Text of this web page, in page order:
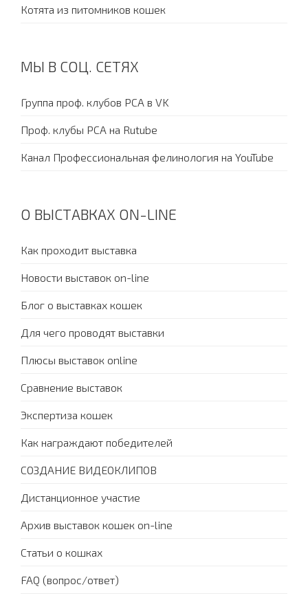
Котята из питомников кошек
МЫ В СОЦ. СЕТЯХ
Группа проф. клубов PCA в VK
Проф. клубы PCA на Rutube
Канал Профессиональная фелинология на YouTube
О ВЫСТАВКАХ ON-LINE
Как проходит выставка
Новости выставок on-line
Блог о выставках кошек
Для чего проводят выставки
Плюсы выставок online
Сравнение выставок
Экспертиза кошек
Как награждают победителей
СОЗДАНИЕ ВИДЕОКЛИПОВ
Дистанционное участие
Архив выставок кошек on-line
Статьи о кошках
FAQ (вопрос/ответ)